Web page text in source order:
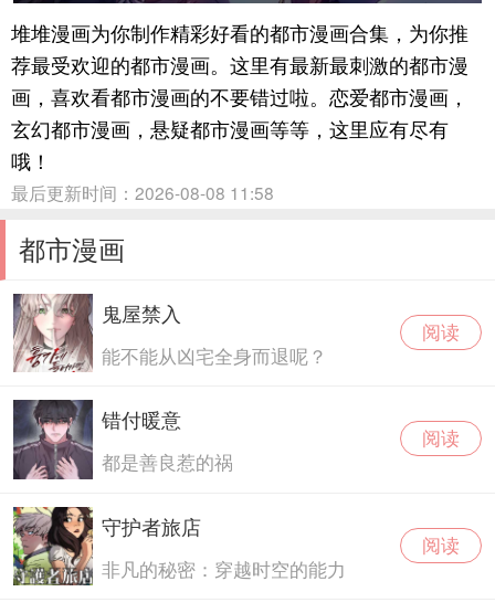
堆堆漫画为你制作精彩好看的都市漫画合集，为你推
荐最受欢迎的都市漫画。这里有最新最刺激的都市漫
画，喜欢看都市漫画的不要错过啦。恋爱都市漫画，
玄幻都市漫画，悬疑都市漫画等等，这里应有尽有
哦！
最后更新时间：2026-08-08 11:58
都市漫画
鬼屋禁入
能不能从凶宅全身而退呢？
阅读
错付暖意
都是善良惹的祸
阅读
守护者旅店
非凡的秘密：穿越时空的能力
阅读